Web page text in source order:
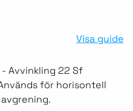
Visa guide
- Avvinkling 22 Sf
för horisontell